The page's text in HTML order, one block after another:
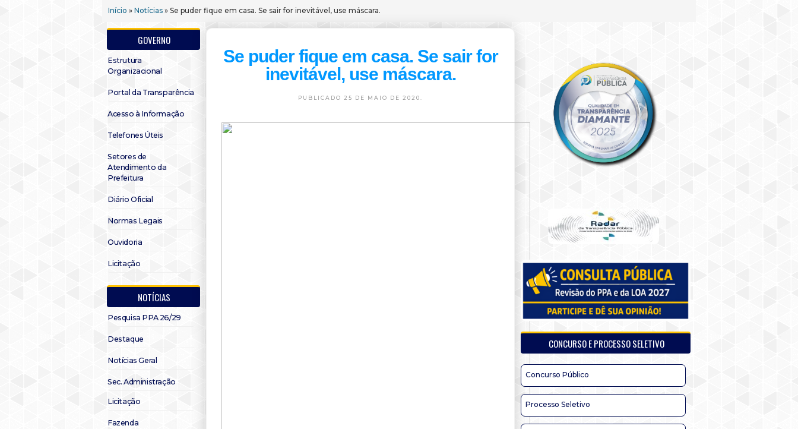
Início » Notícias » Se puder fique em casa. Se sair for inevitável, use máscara.
GOVERNO
Estrutura
Organizacional
Portal da Transparência
Acesso à Informação
Telefones Úteis
Setores de
Atendimento da
Prefeitura
Diário Oficial
Normas Legais
Ouvidoria
Licitação
NOTÍCIAS
Pesquisa PPA 26/29
Destaque
Notícias Geral
Sec. Administração
Licitação
Fazenda
Se puder fique em casa. Se sair for
inevitável, use máscara.
PUBLICADO 25 DE MAIO DE 2020.
CONCURSO E PROCESSO SELETIVO
Concurso Público
Processo Seletivo